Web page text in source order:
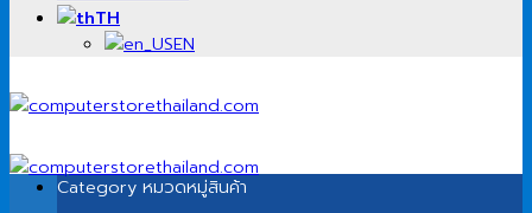
TH
EN
Category หมวดหมู่สินค้า